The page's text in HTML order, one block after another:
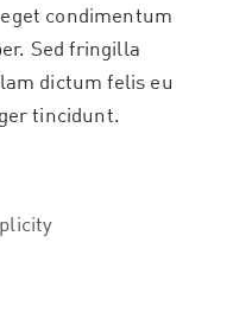
condimentum
Sed fringilla
dictum felis eu
tincidunt.